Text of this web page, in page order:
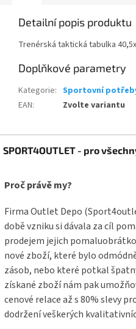
Detailní popis produktu
Trenérská taktická tabulka
Doplňkové parametry
Kategorie: Sportovní
EAN: Zvolte variantu
á
a
SPORT4OUTLET - pro
Proč právě my?
Firma Outlet Depo
době vzniku si dávala za cíl
prodejem jejich
nové zboží, které bylo
zásob, nebo které potkal
získané zboží nám pak
cenové relace až s 80% slevy
dodržení veškerých